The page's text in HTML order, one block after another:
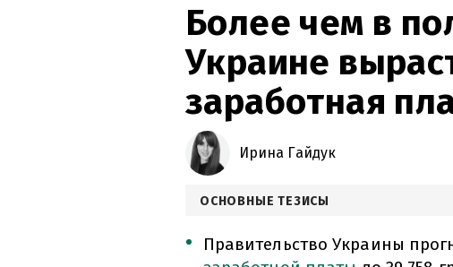
Более чем в
Украине
заработная
Ирина Гайдук
ОСНОВНЫЕ ТЕЗИСЫ
Правительство Украины